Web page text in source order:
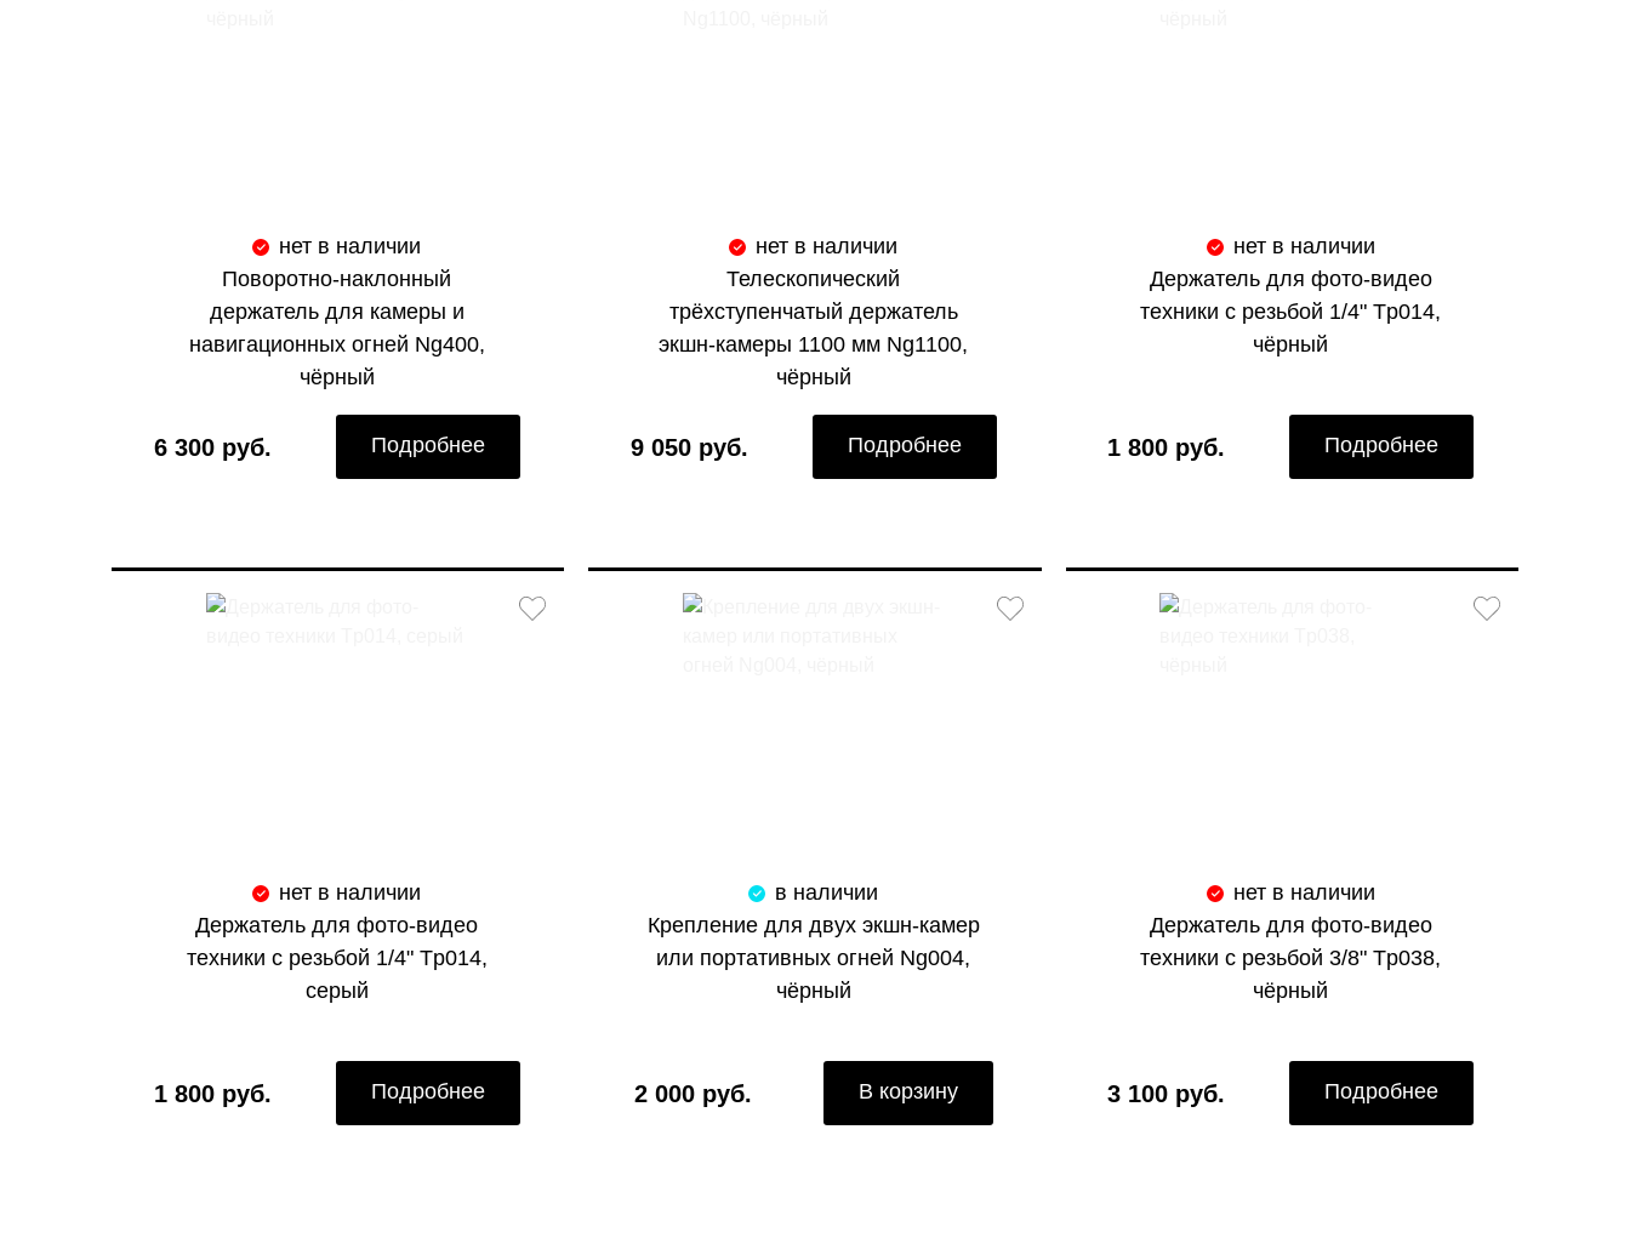
нет в наличии
Поворотно-наклонный
держатель для камеры и
навигационных огней Ng400,
чёрный
6 300 руб. Подробнее
нет в наличии
Телескопический
трёхступенчатый держатель
экшн-камеры 1100 мм Ng1100,
чёрный
9 050 руб. Подробнее
нет в наличии
Держатель для фото-видео
техники с резьбой 1/4" Tp014,
чёрный
1 800 руб. Подробнее
нет в наличии
Держатель для фото-видео
техники с резьбой 1/4" Tp014,
серый
1 800 руб. Подробнее
в наличии
Крепление для двух экшн-камер
или портативных огней Ng004,
чёрный
2 000 руб. В корзину
нет в наличии
Держатель для фото-видео
техники с резьбой 3/8" Tp038,
чёрный
3 100 руб. Подробнее